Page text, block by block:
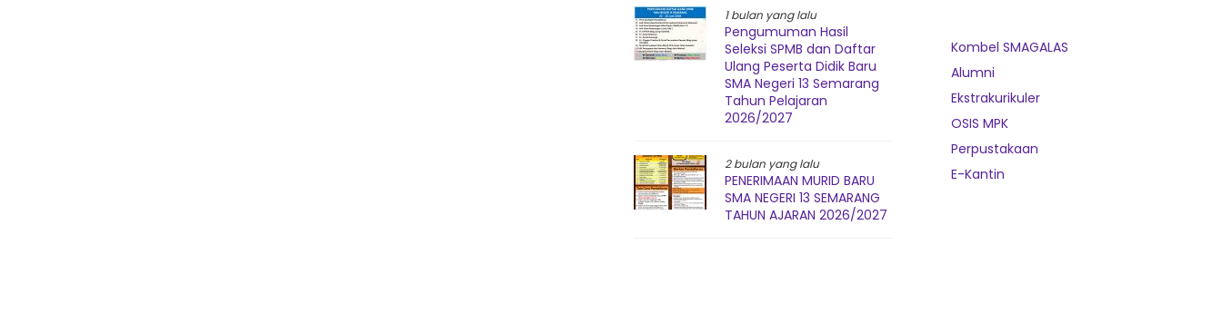
1 bulan yang lalu
Pengumuman Hasil
Seleksi SPMB dan Daftar
Ulang Peserta Didik Baru
SMA Negeri 13 Semarang
Tahun Pelajaran
2026/2027
2 bulan yang lalu
PENERIMAAN MURID BARU
SMA NEGERI 13 SEMARANG
TAHUN AJARAN 2026/2027
Kombel SMAGALAS
Alumni
Ekstrakurikuler
OSIS MPK
Perpustakaan
E-Kantin